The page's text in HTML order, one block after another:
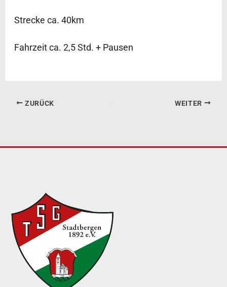
Strecke ca. 40km
Fahrzeit ca. 2,5 Std. + Pausen
ZURÜCK WEITER